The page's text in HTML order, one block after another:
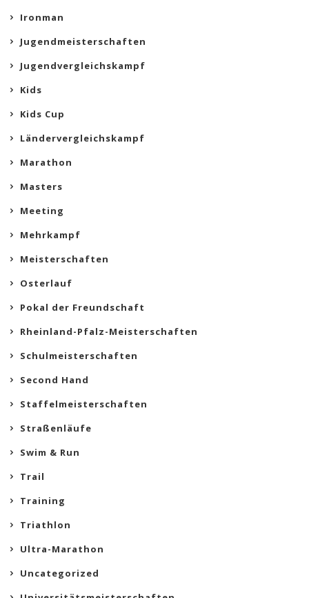
Ironman
Jugendmeisterschaften
Jugendvergleichskampf
Kids
Kids Cup
Ländervergleichskampf
Marathon
Masters
Meeting
Mehrkampf
Meisterschaften
Osterlauf
Pokal der Freundschaft
Rheinland-Pfalz-Meisterschaften
Schulmeisterschaften
Second Hand
Staffelmeisterschaften
Straßenläufe
Swim & Run
Trail
Training
Triathlon
Ultra-Marathon
Uncategorized